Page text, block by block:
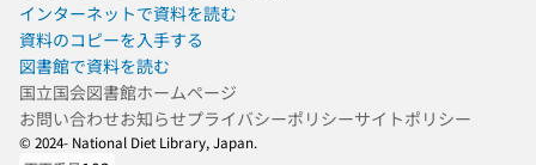
インターネットで資料を読む
資料のコピーを入手する
図書館で資料を読む
国立国会図書館ホームページ
お問い合わせお知らせプライバシーポリシーサイトポリシー
© 2024- National Diet Library, Japan.